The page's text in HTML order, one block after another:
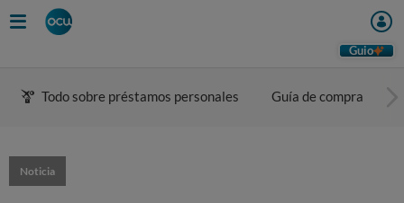
Guio
Todo sobre préstamos personales Guía de compra
Noticia